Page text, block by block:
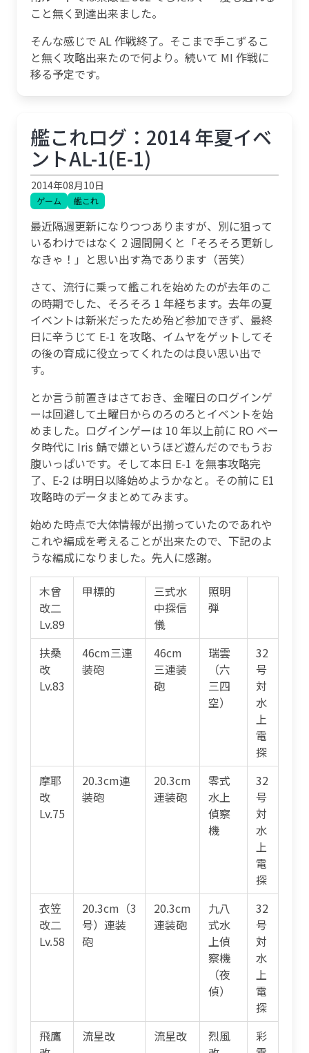
こと無く到達出来ました。
そんな感じで AL 作戦終了。そこまで手こずるこ
と無く攻略出来たので何より。続いて MI 作戦に
移る予定です。
艦これログ：2014 年夏イベ
ントAL-1(E-1)
2014年08月10日
ゲーム 艦これ
最近隔週更新になりつつありますが、別に狙って
いるわけではなく 2 週間開くと「そろそろ更新し
なきゃ！」と思い出す為であります（苦笑）
さて、流行に乗って艦これを始めたのが去年のこ
の時期でした、そろそろ 1 年経ちます。去年の夏
イベントは新米だったため殆ど参加できず、最終
日に辛うじて E-1 を攻略、イムヤをゲットしてそ
の後の育成に役立ってくれたのは良い思い出で
す。
とか言う前置きはさておき、金曜日のログインゲ
ーは回避して土曜日からのろのろとイベントを始
めました。ログインゲーは 10 年以上前に RO ベー
タ時代に Iris 鯖で嫌というほど遊んだのでもうお
腹いっぱいです。そして本日 E-1 を無事攻略完
了、E-2 は明日以降始めようかなと。その前に E1
攻略時のデータまとめてみます。
始めた時点で大体情報が出揃っていたのであれや
これや編成を考えることが出来たので、下記のよ
うな編成になりました。先人に感謝。
木曾
改二
Lv.89
甲標的
三式水
中探信
儀
照明
弾
扶桑
改
Lv.83
46cm三連
装砲
46cm
三連装
砲
瑞雲
（六
三四
空）
32
号
対
水
上
電
探
摩耶
改
Lv.75
20.3cm連
装砲
20.3cm
連装砲
零式
水上
偵察
機
32
号
対
水
上
電
探
衣笠
改二
Lv.58
20.3cm（3
号）連装
砲
20.3cm
連装砲
九八
式水
上偵
察機
（夜
偵）
32
号
対
水
上
電
探
飛鷹
流星改 流星改
烈風
彩